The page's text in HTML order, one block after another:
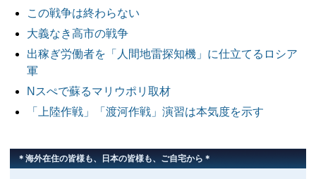
この戦争は終わらない
大義なき高市の戦争
出稼ぎ労働者を「人間地雷探知機」に仕立てるロシア
軍
Nスぺで蘇るマリウポリ取材
「上陸作戦」「渡河作戦」演習は本気度を示す
＊海外在住の皆様も、日本の皆様も、ご自宅から＊